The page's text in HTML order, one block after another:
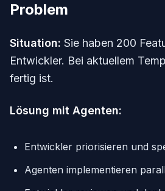
Problem
Situation: Sie haben 200
Entwickler. Bei aktuellem
fertig ist.
Lösung mit Agenten:
Entwickler priorisieren und
Agenten implementieren